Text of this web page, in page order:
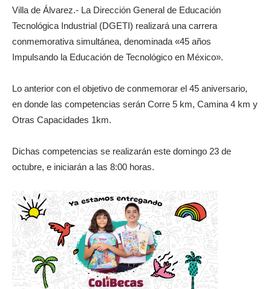
Villa de Álvarez.- La Dirección General de Educación
Tecnológica Industrial (DGETI) realizará una carrera
conmemorativa simultánea, denominada «45 años
Impulsando la Educación de Tecnológico en México».
Lo anterior con el objetivo de conmemorar el 45 aniversario,
en donde las competencias serán Corre 5 km, Camina 4 km y
Otras Capacidades 1km.
Dichas competencias se realizarán este domingo 23 de
octubre, e iniciarán a las 8:00 horas.